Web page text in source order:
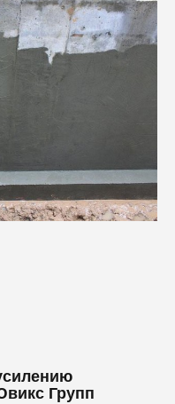
Групп